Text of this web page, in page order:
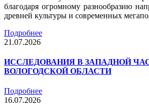
благодаря огромному разнообразию
древней культуры и современных
Подробнее
21.07.2026
ИССЛЕДОВАНИЯ В ЗАПАДНОЙ
ВОЛОГОДСКОЙ ОБЛАСТИ
Подробнее
16.07.2026